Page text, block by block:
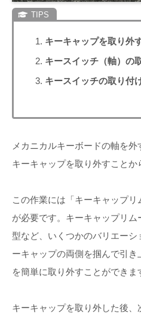
キーキャップを取り外
キースイッチ（軸）の
キースイッチの取り付
メカニカルキーボードの軸を
キーキャップを取り外すことか
この作業には「キーキャップ
が必要です。キーキャップリ
型など、いくつかのバリエー
ーキャップの両側を掴んで引
を簡単に取り外すことができま
キーキャップを取り外した後